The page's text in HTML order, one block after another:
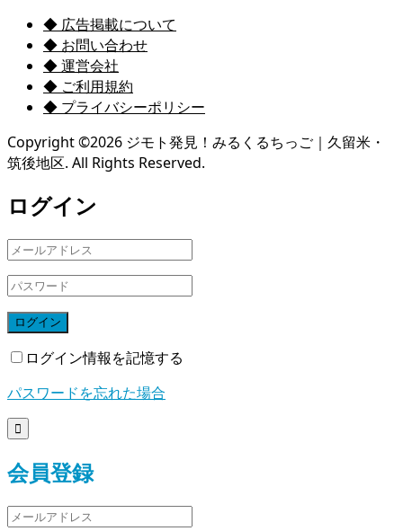
◆ 広告掲載について
◆ お問い合わせ
◆ 運営会社
◆ ご利用規約
◆ プライバシーポリシー
Copyright ©2026 ジモト発見！みるくるちっご｜久留米・
筑後地区. All Rights Reserved.
ログイン
ログイン
ログイン情報を記憶する
パスワードを忘れた場合

会員登録